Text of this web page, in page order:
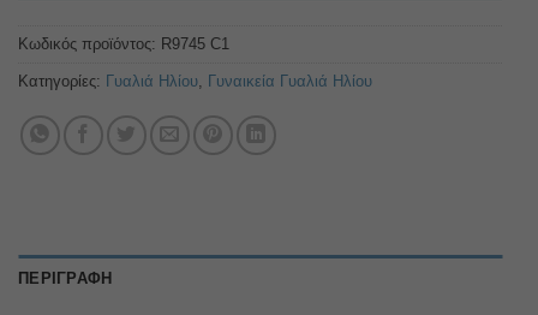
Κωδικός προϊόντος: R9745 C1
Κατηγορίες: Γυαλιά Ηλίου Γυναικεία Γυαλιά Ηλίου
ΠΕΡΙΓΡΑΦΉ